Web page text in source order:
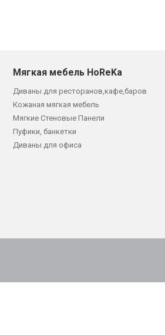
Мягкая мебель HoReKa
Диваны для ресторанов,кафе,баров
Кожаная мягкая мебель
Мягкие Стеновые Панели
Пуфики, банкетки
Диваны для офиса